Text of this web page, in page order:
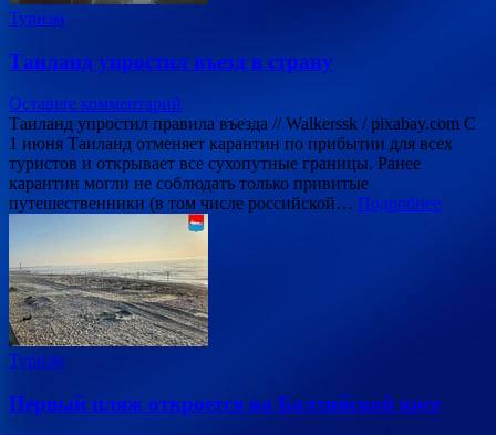
Туризм
Таиланд упростил въезд в страну
Оставьте комментарий
Таиланд упростил правила въезда // Walkerssk / pixabay.com С
1 июня Таиланд отменяет карантин по прибытии для всех
туристов и открывает все сухопутные границы. Ранее
карантин могли не соблюдать только привитые
путешественники (в том числе российской… Подробнее
Туризм
Первый пляж откроется на Балтийской косе